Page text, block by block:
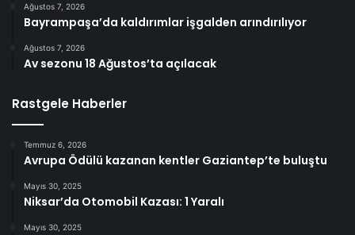
Ağustos 7, 2026
Bayrampaşa’da kaldırımlar işgalden arındırılıyor
Ağustos 7, 2026
Av sezonu 18 Ağustos’ta açılacak
Rastgele Haberler
Temmuz 6, 2026
Avrupa Ödülü kazanan kentler Gaziantep’te buluştu
Mayıs 30, 2025
Niksar’da Otomobil Kazası: 1 Yaralı
Mayıs 30, 2025